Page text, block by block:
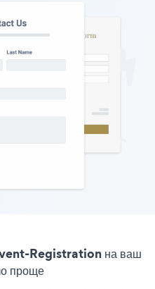
Registration на ваш
проще